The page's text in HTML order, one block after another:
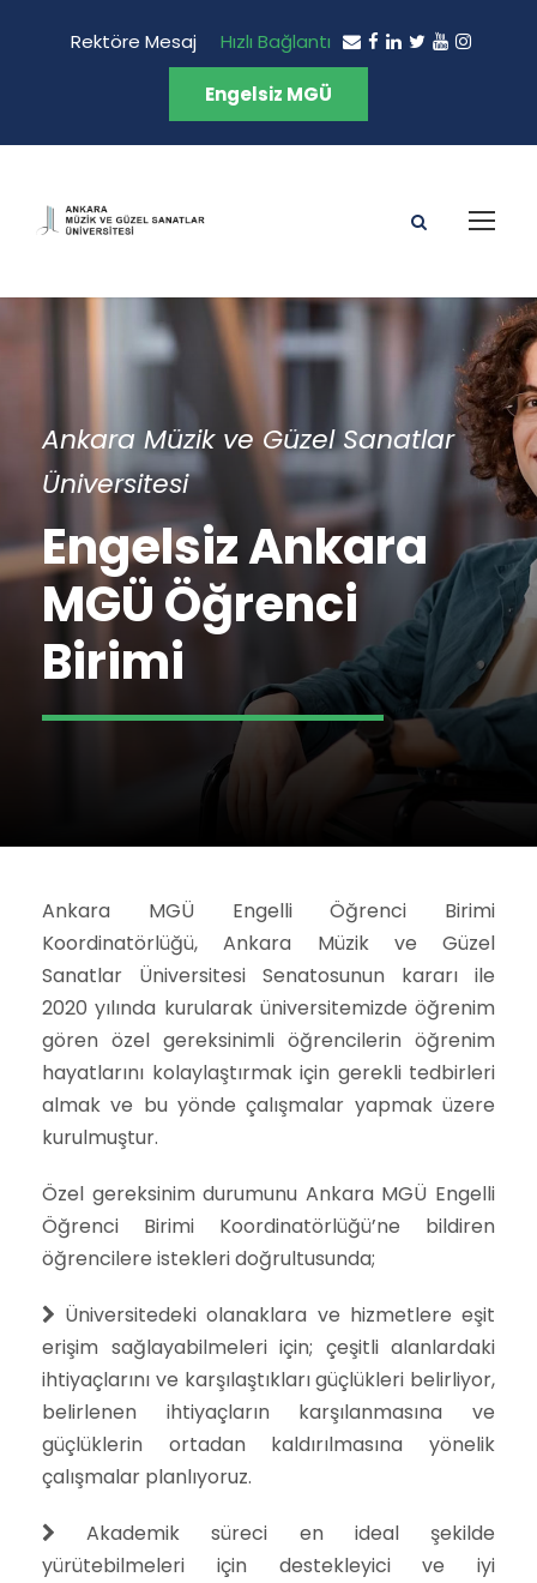
Rektöre Mesaj Hızlı Bağlantı
Engelsiz MGÜ
Ankara Müzik ve Güzel Sanatlar
Üniversitesi
Engelsiz Ankara
MGÜ Öğrenci
Birimi
Ankara MGÜ Engelli Öğrenci Birimi
Koordinatörlüğü, Ankara Müzik ve Güzel
Sanatlar Üniversitesi Senatosunun kararı ile
2020 yılında kurularak üniversitemizde öğrenim
gören özel gereksinimli öğrencilerin öğrenim
hayatlarını kolaylaştırmak için gerekli tedbirleri
almak ve bu yönde çalışmalar yapmak üzere
kurulmuştur.
Özel gereksinim durumunu Ankara MGÜ Engelli
Öğrenci Birimi Koordinatörlüğü’ne bildiren
öğrencilere istekleri doğrultusunda;
Üniversitedeki olanaklara ve hizmetlere eşit
erişim sağlayabilmeleri için; çeşitli alanlardaki
ihtiyaçlarını ve karşılaştıkları güçlükleri belirliyor,
belirlenen ihtiyaçların karşılanmasına ve
güçlüklerin ortadan kaldırılmasına yönelik
çalışmalar planlıyoruz.
Akademik süreci en ideal şekilde
yürütebilmeleri için destekleyici ve iyi